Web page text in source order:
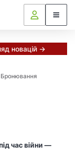
новацій →
час війни —